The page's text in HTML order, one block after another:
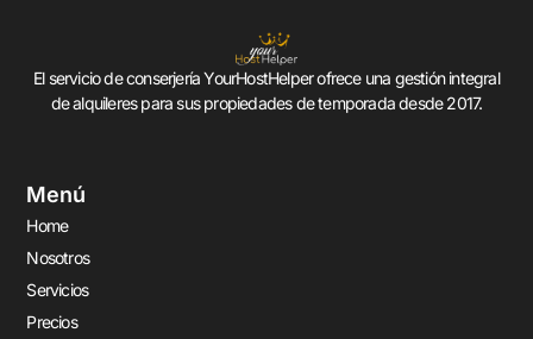
El servicio de conserjería YourHostHelper ofrece una gestión integral
de alquileres para sus propiedades de temporada desde 2017.
Menú
Home
Nosotros
Servicios
Precios